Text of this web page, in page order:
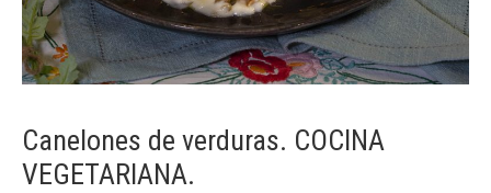
Canelones de verduras. COCINA
VEGETARIANA.